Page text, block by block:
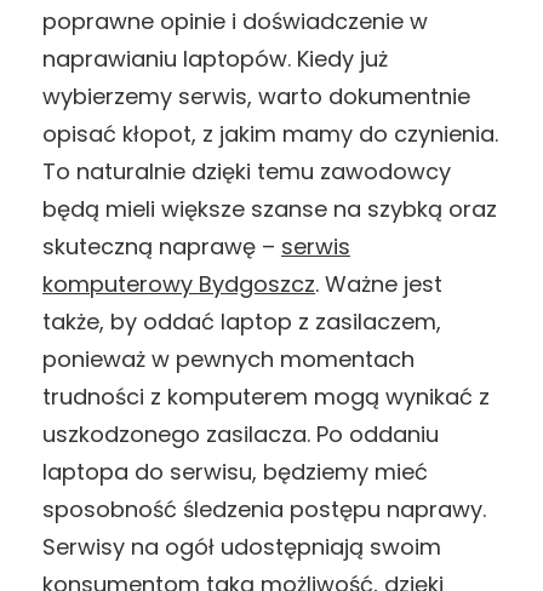
poprawne opinie i doświadczenie w
naprawianiu laptopów. Kiedy już
wybierzemy serwis, warto dokumentnie
opisać kłopot, z jakim mamy do czynienia.
To naturalnie dzięki temu zawodowcy
będą mieli większe szanse na szybką oraz
skuteczną naprawę – serwis
komputerowy Bydgoszcz. Ważne jest
także, by oddać laptop z zasilaczem,
ponieważ w pewnych momentach
trudności z komputerem mogą wynikać z
uszkodzonego zasilacza. Po oddaniu
laptopa do serwisu, będziemy mieć
sposobność śledzenia postępu naprawy.
Serwisy na ogół udostępniają swoim
konsumentom taką możliwość, dzięki